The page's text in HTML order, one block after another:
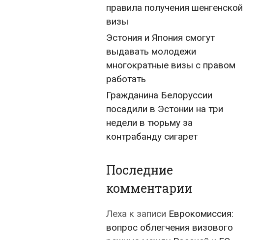
правила получения шенгенской
визы
Эстония и Япония смогут
выдавать молодежи
многократные визы с правом
работать
Гражданина Белоруссии
посадили в Эстонии на три
недели в тюрьму за
контрабанду сигарет
Последние
комментарии
Леха к записи Еврокомиссия:
вопрос облегчения визового